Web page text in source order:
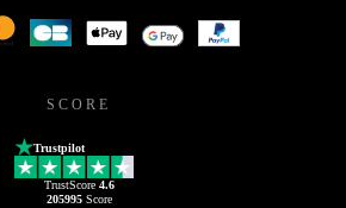
SCORE
Trustpilot
TrustScore 4.6
205995Score